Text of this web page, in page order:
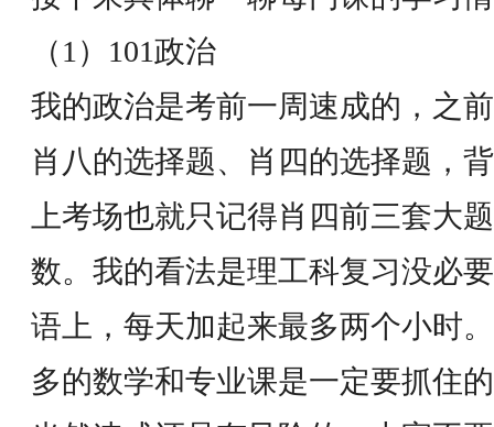
（1）101政治
我的政治是考前一周速成的，之
肖八的选择题、肖四的选择题，
上考场也就只记得肖四前三套大
数。我的看法是理工科复习没必
语上，每天加起来最多两个小时
多的数学和专业课是一定要抓住